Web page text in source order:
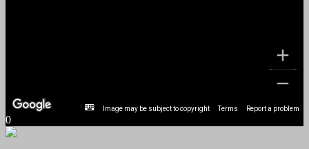
Image may be subject to copyright Terms Report a problem
0